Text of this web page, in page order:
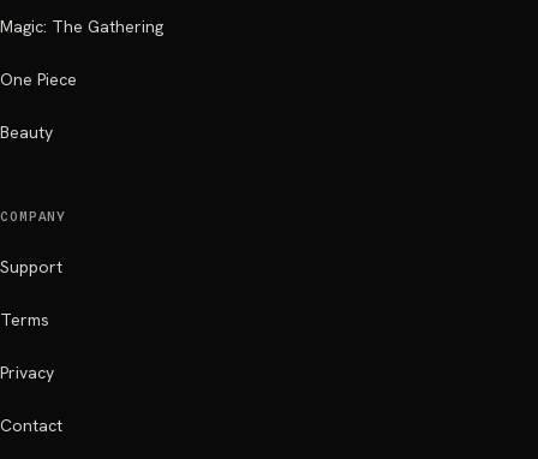
Magic: The Gathering
One Piece
Beauty
COMPANY
Support
Terms
Privacy
Contact